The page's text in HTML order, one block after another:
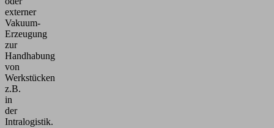
externer
Vakuum-
Erzeugung
zur
Handhabung
von
Werkstücken
z.B.
in
der
Intralogistik.